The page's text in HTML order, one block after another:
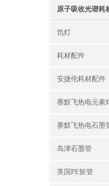
原子吸收光谱耗
氘灯
耗材配件
安捷伦耗材配件
赛默飞热电元素
赛默飞热电石墨
岛津石墨管
美国PE矩管